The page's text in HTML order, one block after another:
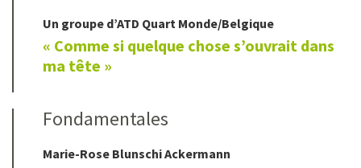
Un groupe d’ATD Quart Monde/Belgique
« Comme si quelque chose s’ouvrait dans
ma tête »
Fondamentales
Marie-Rose Blunschi Ackermann